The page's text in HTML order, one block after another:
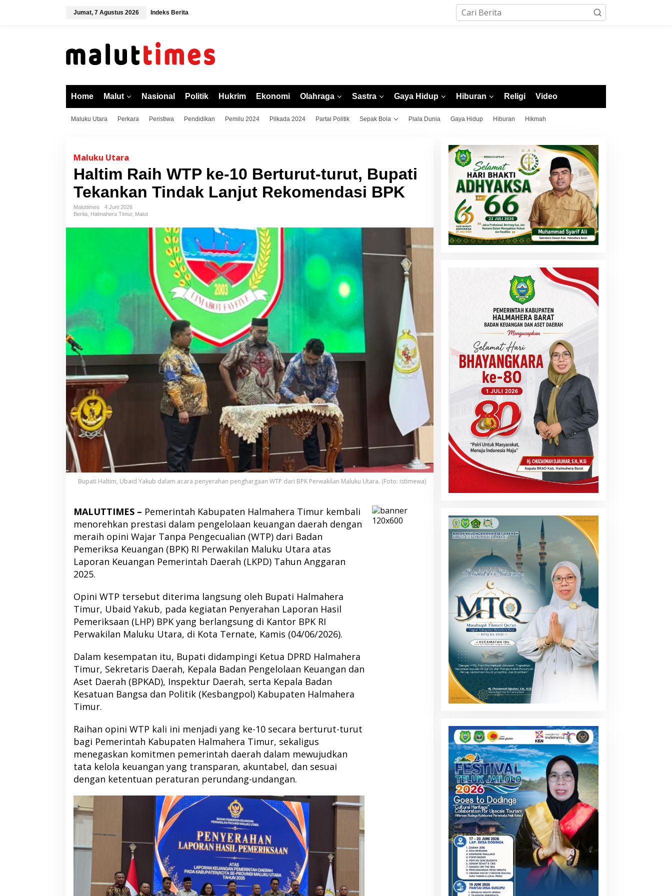
Jumat, 7 Agustus 2026 Indeks Berita
Home Malut Nasional Politik Hukrim Ekonomi Olahraga Sastra Gaya Hidup Hiburan Religi Video
Maluku Utara Perkara Peristiwa Pendidikan Pemilu 2024 Pilkada 2024 Partai Politik Sepak Bola Piala Dunia Gaya Hidup Hiburan Hikmah
Maluku Utara
Haltim Raih WTP ke-10 Berturut-turut, Bupati
Tekankan Tindak Lanjut Rekomendasi BPK
Maluttimes
4 Juni 2026
Berita Halmahera Timur, Malut
Bupati Haltim, Ubaid Yakub dalam acara penyerahan penghargaan WTP dari BPK Perwakilan Maluku Utara. (Foto: istimewa)
MALUTTIMES – Pemerintah Kabupaten Halmahera Timur kembali
menorehkan prestasi dalam pengelolaan keuangan daerah dengan
meraih opini Wajar Tanpa Pengecualian (WTP) dari Badan
Pemeriksa Keuangan (BPK) RI Perwakilan Maluku Utara atas
Laporan Keuangan Pemerintah Daerah (LKPD) Tahun Anggaran
2025.
Opini WTP tersebut diterima langsung oleh Bupati Halmahera
Timur, Ubaid Yakub, pada kegiatan Penyerahan Laporan Hasil
Pemeriksaan (LHP) BPK yang berlangsung di Kantor BPK RI
Perwakilan Maluku Utara, di Kota Ternate, Kamis (04/06/2026).
Dalam kesempatan itu, Bupati didampingi Ketua DPRD Halmahera
Timur, Sekretaris Daerah, Kepala Badan Pengelolaan Keuangan dan
Aset Daerah (BPKAD), Inspektur Daerah, serta Kepala Badan
Kesatuan Bangsa dan Politik (Kesbangpol) Kabupaten Halmahera
Timur.
Raihan opini WTP kali ini menjadi yang ke-10 secara berturut-turut
bagi Pemerintah Kabupaten Halmahera Timur, sekaligus
menegaskan komitmen pemerintah daerah dalam mewujudkan
tata kelola keuangan yang transparan, akuntabel, dan sesuai
dengan ketentuan peraturan perundang-undangan.